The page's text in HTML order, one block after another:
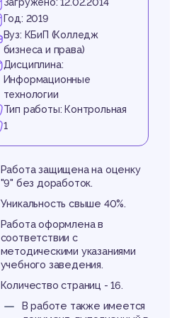
Год: 2019
Вуз: КБиП (Колледж
бизнеса и права)
Дисциплина:
Информационные
технологии
Тип работы: Контрольная
1
Работа защищена на оценку
"9" без доработок.
Уникальность свыше 40%.
Работа оформлена в
соответствии с
методическими указаниями
учебного заведения.
Количество страниц - 16.
В работе также имеется